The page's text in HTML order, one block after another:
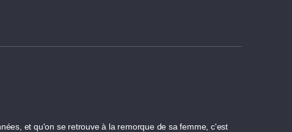
et qu'on se retrouve à la remorque de sa femme, c'est